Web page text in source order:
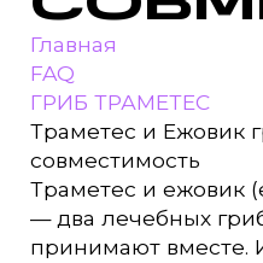
Главная
FAQ
ГРИБ ТРАМЕТЕС
Траметес и Ежовик
совместимость
Траметес и ежовик
— два лечебных
принимают вместе.